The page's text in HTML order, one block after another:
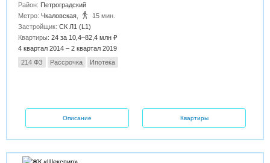
Район: Петроградский
Метро: Чкаловская
15 мин.
Застройщик:СК Л1 (L1)
Квартиры:24 за 10,4–82,4 млн ₽
4 квартал 2014 – 2 квартал 2019
214 ФЗ
Рассрочка Ипотека
Описание Квартиры